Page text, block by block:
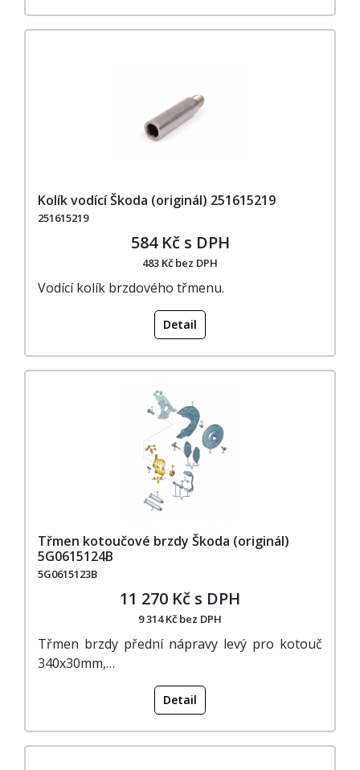
Kolík vodící Škoda (originál) 251615219
251615219
584 Kč s DPH
483 Kč bez DPH
Vodící kolík brzdového třmenu.
Detail
Třmen kotoučové brzdy Škoda (originál)
5G0615124B
5G0615123B
11 270 Kč s DPH
9 314 Kč bez DPH
Třmen brzdy přední nápravy levý pro kotouč
340x30mm,…
Detail